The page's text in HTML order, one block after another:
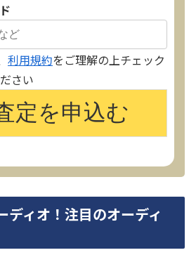
利用規約をご理解の上チェック
さい
ディオ！注目のオーディ